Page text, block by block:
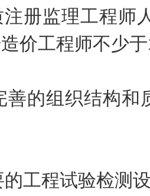
册监理工程师
价工程师不少
组织结构和
工程试验检测